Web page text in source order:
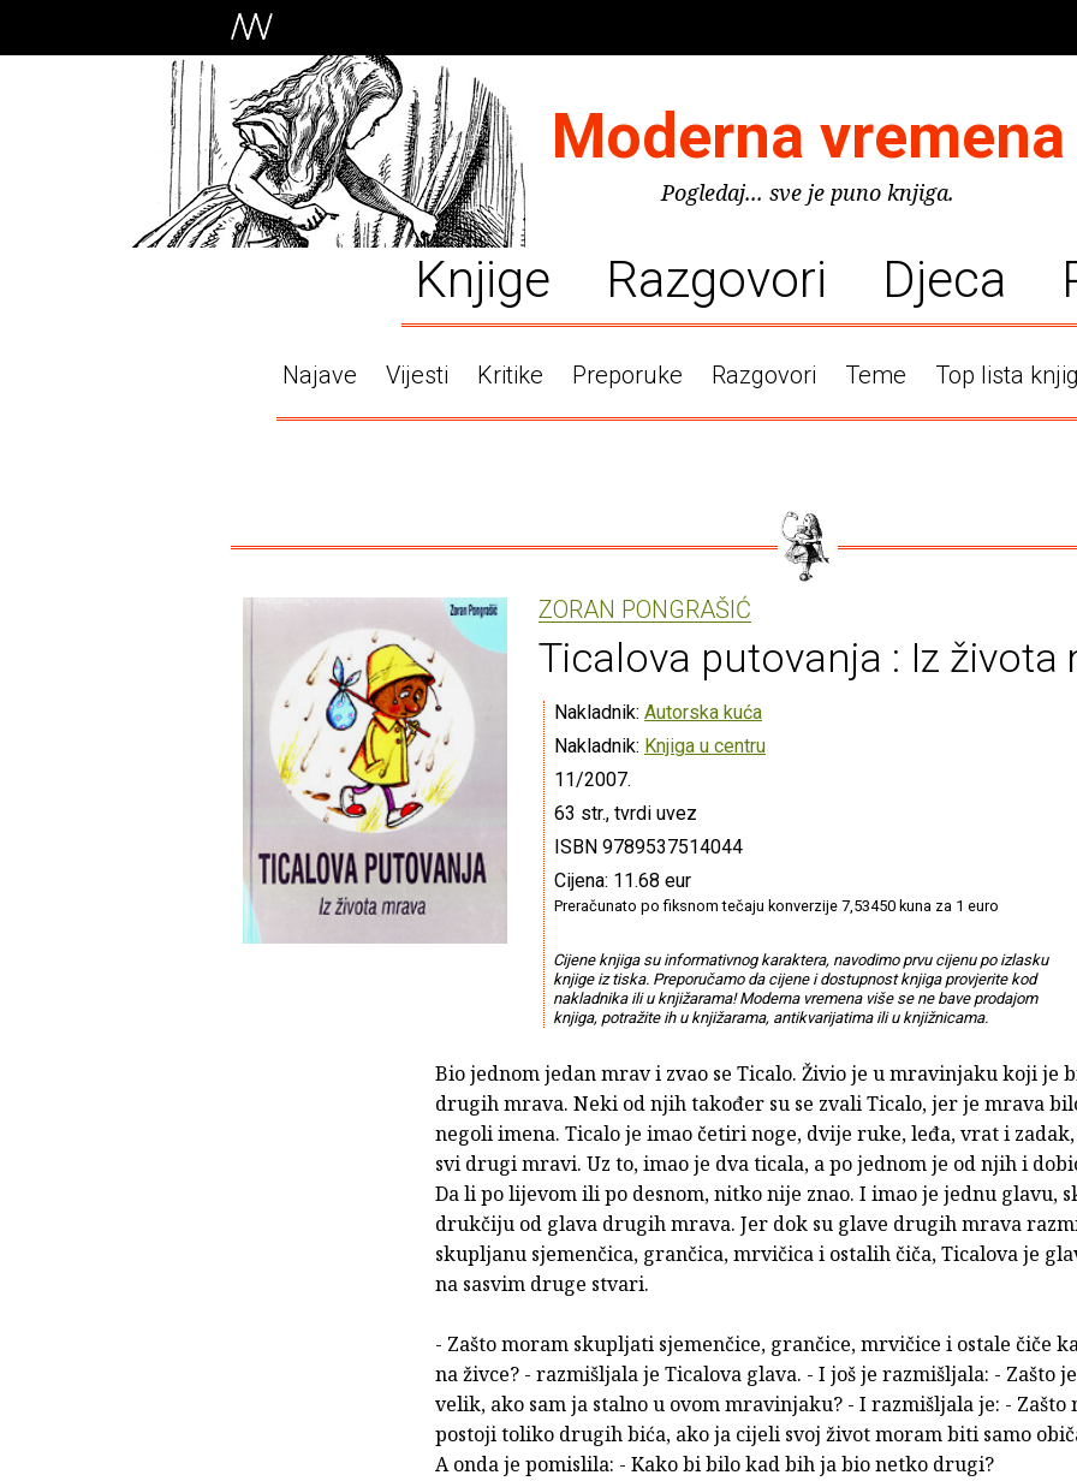
Moderna vremena
Pogledaj... sve je puno knjiga.
Knjige Razgovori Djeca
Najave Vijesti Kritike Preporuke Razgovori Teme Top lista
ZORAN PONGRAŠIĆ
Ticalova putovanja : Iz života
Nakladnik: Autorska kuća
Nakladnik: Knjiga u centru
11/2007.
63 str., tvrdi uvez
ISBN 9789537514044
Cijena: 11.68 eur
Preračunato po fiksnom tečaju konverzije 7,53450 kuna za 1 euro
Cijene knjiga su informativnog karaktera, navodimo prvu cijenu po izlasku
knjige iz tiska. Preporučamo da cijene i dostupnost knjiga provjerite kod
nakladnika ili u knjižarama! Moderna vremena više se ne bave prodajom
knjiga, potražite ih u knjižarama, antikvarijatima ili u knjižnicama.
Bio jednom jedan mrav i zvao se Ticalo. Živio je u mravinjaku koji je
drugih mrava. Neki od njih također su se zvali Ticalo, jer je mrava
negoli imena. Ticalo je imao četiri noge, dvije ruke, leđa, vrat i
svi drugi mravi. Uz to, imao je dva ticala, a po jednom je od njih i
Da li po lijevom ili po des­nom, nitko nije znao. I imao je jednu glavu,
drukčiju od glava drugih mrava. Jer dok su glave drugih mrava
skupljanu sjemenčica, grančica, mrvičica i ostalih čiča, Ticalova je
na sasvim druge stvari.
- Zašto moram skupljati sjemenčice, grančice, mrvičice i ostale čiče
na živce? - razmišljala je Ticalova glava. - I još je razmišljala: - Zašto
ve­lik, ako sam ja stalno u ovom mravinjaku? - I razmišljala je: - Zašto
postoji toliko drugih bića, ako ja cijeli svoj život moram biti samo
A onda je pomislila: - Kako bi bilo kad bih ja bio netko drugi?